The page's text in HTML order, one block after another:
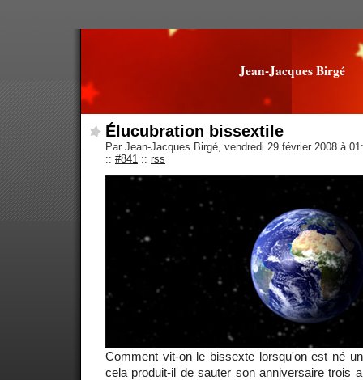
Jean-Jacques Birgé
Élucubration bissextile
Par Jean-Jacques Birgé, vendredi 29 février 2008 à
:: #841 :: rss
Comment vit-on le bissexte lorsqu'on est né
cela produit-il de sauter son anniversaire trois